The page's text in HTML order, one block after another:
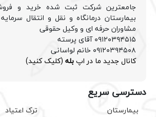
جامعترین شرکت ثبت شده خرید و
بیمارستان درمانگاه و نقل و انتقال
مشاوران حرفه ای و وکیل حقوقی
۰۹۱۲۰۳۹۴۵۱۵ آقای پرسته
۰۹۱۲۰۳۹۴۵۰۸ خانم لواسانی
کانال جدید ما در اپبله (کلیک کنید)
دسترسی سریع
بیمارستان
ترک اعتیاد